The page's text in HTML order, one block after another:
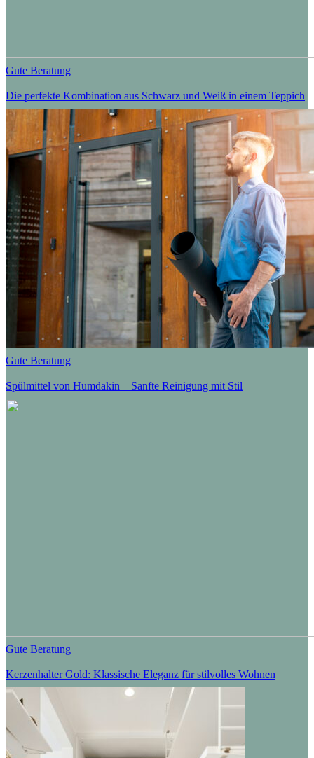
Gute Beratung
Die perfekte Kombination aus Schwarz und Weiß in einem Teppich
Gute Beratung
Spülmittel von Humdakin – Sanfte Reinigung mit Stil
Gute Beratung
Kerzenhalter Gold: Klassische Eleganz für stilvolles Wohnen